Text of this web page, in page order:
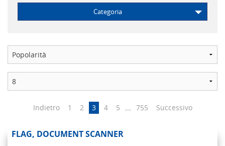
Categoria
Indietro 1 2 3 4 5 ... 755 Successivo
FLAG, DOCUMENT SCANNER